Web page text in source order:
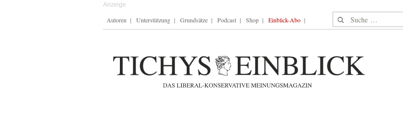
Autoren Unterstützung Grundsätze Podcast Shop Einblick-Abo Suche nach: